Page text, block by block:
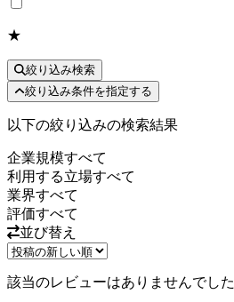
★
絞り込み検索
絞り込み条件を指定する
以下の絞り込みの検索結果
企業規模すべて
利用する立場すべて
業界すべて
評価すべて
並び替え
該当のレビューはありませんでした